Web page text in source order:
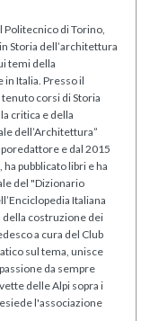
Politecnico di Torino,
Storia dell’architettura
temi della
Italia. Presso il
corsi di Storia
critica e della
dell’Architettura”
e dal 2015
pubblicato libri e ha
del "Dizionario
Italiana
della costruzione dei
a cura del Club
sul tema, unisce
da sempre
delle Alpi sopra i
l'associazione